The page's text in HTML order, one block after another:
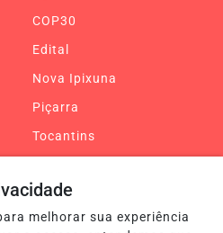
COP30
Edital
Nova Ipixuna
Piçarra
Tocantins
Retrospectiva 2025
Maranhão
melhorar sua experiência